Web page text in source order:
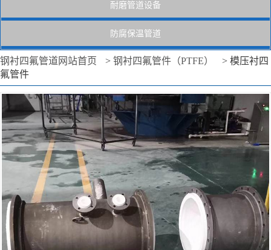
耐磨管道设备
防腐保温管道
钢衬四氟管道网站首页 > 钢衬四氟管件（PTFE） > 模压衬四
氟管件